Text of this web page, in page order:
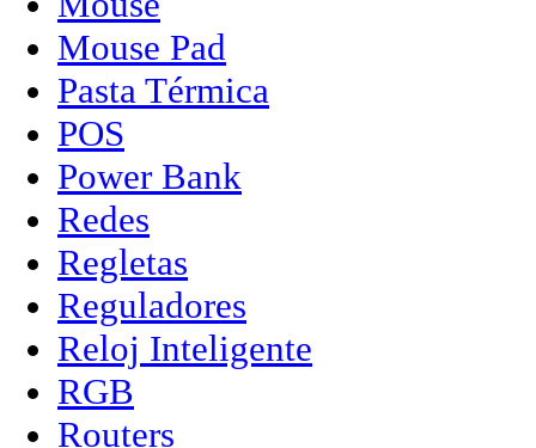
Mouse Pad
Pasta Térmica
POS
Power Bank
Redes
Regletas
Reguladores
Reloj Inteligente
RGB
Routers